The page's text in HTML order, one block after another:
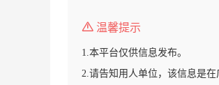
温馨提示
1.本平台仅供信息发布。
2.请告知用人单位，该信息是在